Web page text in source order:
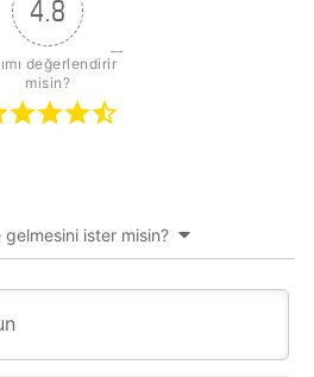
4.8
değerlendirir
misin?
gelmesini ister misin?